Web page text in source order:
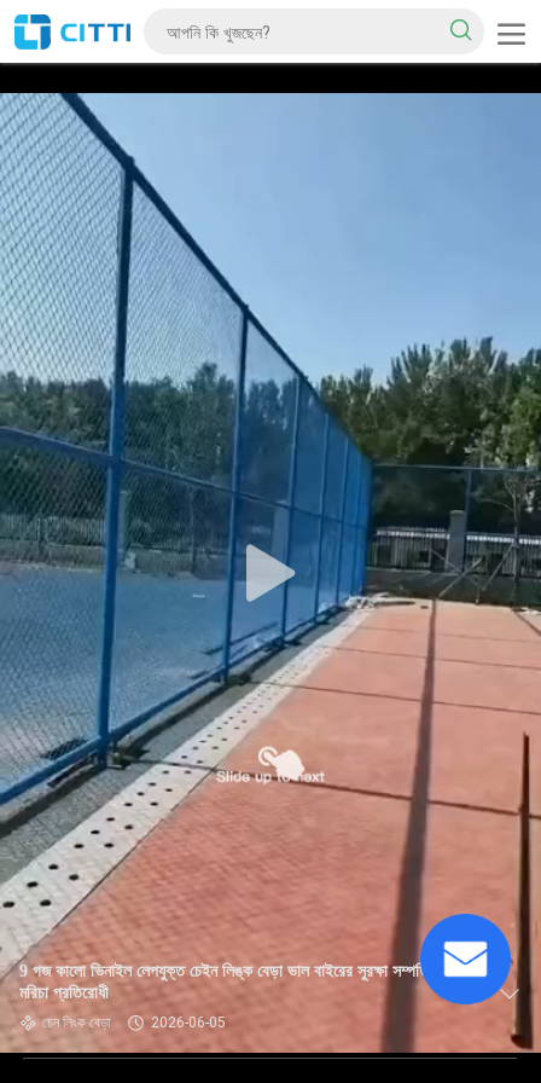
9 গজ কালো ভিনাইল লেপযুক্ত চেইন লিঙ্ক বেড়া ভাল বাইরের সুরক্ষা সম্পত্তি যা
মরিচা প্রতিরোধী
চেন লিংক বেড়া 2026-06-05